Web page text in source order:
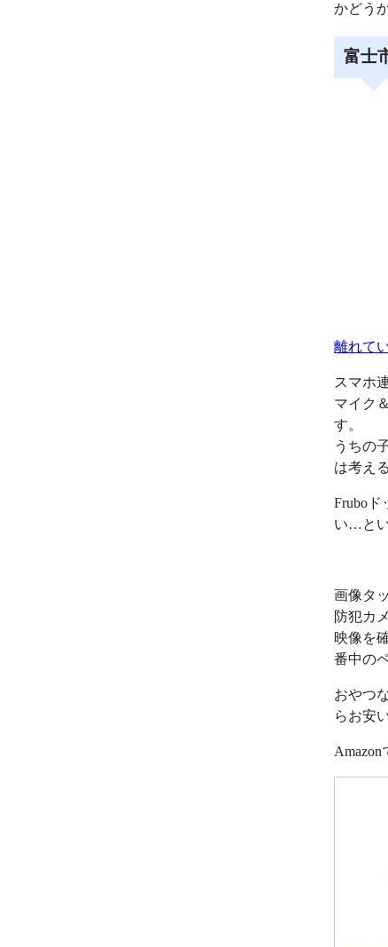
かどう
富士
離れて
スマホ
マイク
す。
うちの
は考え
Fruboド
い…と
画像タ
防犯カ
映像を
番中の
おやつ
らお安
Amazon